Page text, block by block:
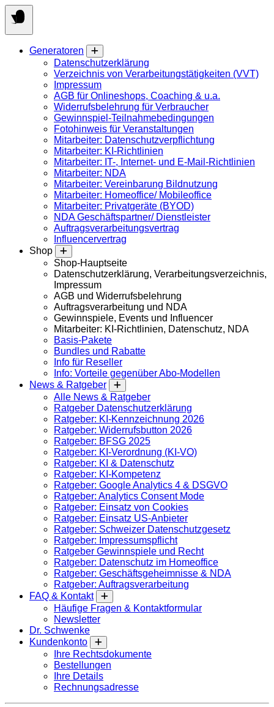
Springen
Sie
zum
Generatoren
Datenschutzerklärung
Verzeichnis von Verarbeitungstätigkeiten (VVT)
Impressum
AGB für Onlineshops, Coaching & u.a.
Widerrufsbelehrung für Verbraucher
Gewinnspiel-Teilnahmebedingungen
Fotohinweis für Veranstaltungen
Mitarbeiter: Datenschutzverpflichtung
Mitarbeiter: KI-Richtlinien
Mitarbeiter: IT-, Internet- und E-Mail-Richtlinien
Mitarbeiter: NDA
Mitarbeiter: Vereinbarung Bildnutzung
Mitarbeiter: Homeoffice/ Mobileoffice
Mitarbeiter: Privatgeräte (BYOD)
NDA Geschäftspartner/ Dienstleister
Auftragsverarbeitungsvertrag
Influencervertrag
Shop
Shop-Hauptseite
Datenschutzerklärung, Verarbeitungsverzeichnis,
Impressum
AGB und Widerrufsbelehrung
Auftragsverarbeitung und NDA
Gewinnspiele, Events und Influencer
Mitarbeiter: KI-Richtlinien, Datenschutz, NDA
Basis-Pakete
Bundles und Rabatte
Info für Reseller
Info: Vorteile gegenüber Abo-Modellen
News & Ratgeber
Alle News & Ratgeber
Ratgeber Datenschutzerklärung
Ratgeber: KI-Kennzeichnung 2026
Ratgeber: Widerrufsbutton 2026
Ratgeber: BFSG 2025
Ratgeber: KI-Verordnung (KI-VO)
Ratgeber: KI & Datenschutz
Ratgeber: KI-Kompetenz
Ratgeber: Google Analytics 4 & DSGVO
Ratgeber: Analytics Consent Mode
Ratgeber: Einsatz von Cookies
Ratgeber: Einsatz US-Anbieter
Ratgeber: Schweizer Datenschutzgesetz
Ratgeber: Impressumspflicht
Ratgeber Gewinnspiele und Recht
Ratgeber: Datenschutz im Homeoffice
Ratgeber: Geschäftsgeheimnisse & NDA
Ratgeber: Auftragsverarbeitung
FAQ & Kontakt
Häufige Fragen & Kontaktformular
Newsletter
Dr. Schwenke
Kundenkonto
Ihre Rechtsdokumente
Bestellungen
Ihre Details
Rechnungsadresse